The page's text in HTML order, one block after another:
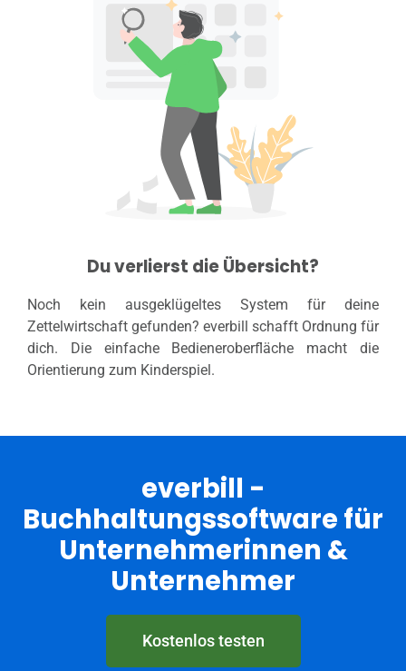
Du verlierst die Übersicht?
Noch kein ausgeklügeltes System für deine
Zettelwirtschaft gefunden? everbill schafft Ordnung für
dich. Die einfache Bedieneroberfläche macht die
Orientierung zum Kinderspiel.
everbill -
Buchhaltungssoftware für
Unternehmerinnen &
Unternehmer
Kostenlos testen